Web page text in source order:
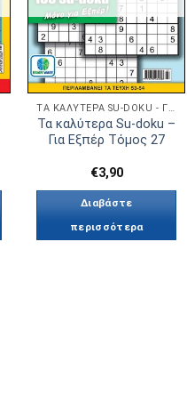
ΤΑ ΚΑΛΎΤΕΡΑ SU-DOKU - ΓΙΑ ΕΞΠΈΡ
Τα καλύτερα Su-doku –
Για Εξπέρ Τόμος 27
€3,90
Διαβάστε
περισσότερα